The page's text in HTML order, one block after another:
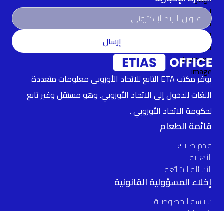
إرسال
يوفر مكتب ETA التابع للاتحاد الأوروبي معلومات متعددة
اللغات للدخول إلى الاتحاد الأوروبي. وهو مستقل وغير تابع
لحكومة الاتحاد الأوروبي .
قائمة الطعام
قدم طلبك
الأهلية
الأسئلة الشائعة
إخلاء المسؤولية القانونية
سياسة الخصوصية